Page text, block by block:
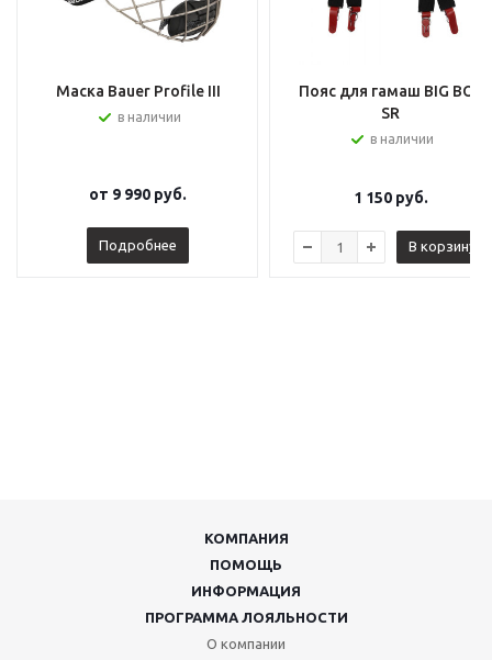
Маска Bauer Profile III
в наличии
от 9 990 руб.
Подробнее
Пояс для гамаш BIG BOY
SR
в наличии
1 150руб.
В корзину
КОМПАНИЯ
ПОМОЩЬ
ИНФОРМАЦИЯ
ПРОГРАММА ЛОЯЛЬНОСТИ
О компании